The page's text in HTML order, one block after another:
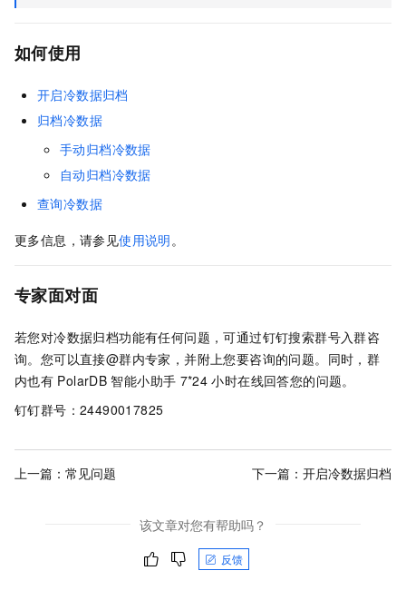
如何使用
开启冷数据归档
归档冷数据
手动归档冷数据
自动归档冷数据
查询冷数据
更多信息，请参见使用说明 。
专家面对面
若您对冷数据归档功能有任何问题，可通过钉钉搜索群号入群咨
询。您可以直接@群内专家，并附上您要咨询的问题。同时，群
内也有 PolarDB 智能小助手 7*24 小时在线回答您的问题。
钉钉群号：24490017825
上一篇： 常见问题 下一篇： 开启冷数据归档
该文章对您有帮助吗？
反馈